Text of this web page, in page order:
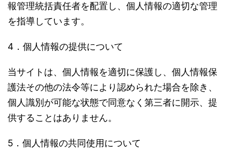
報管理統括責任者を配置し、個人情報の適切な管理
を指導しています。
4．個人情報の提供について
当サイトは、個人情報を適切に保護し、個人情報保
護法その他の法令等により認められた場合を除き、
個人識別が可能な状態で同意なく第三者に開示、提
供することはありません。
5．個人情報の共同使用について